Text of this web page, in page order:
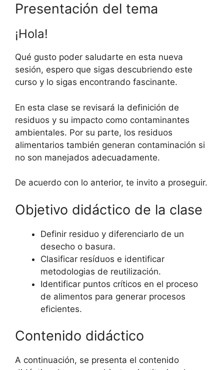
Presentación del tema
¡Hola!
Qué gusto poder saludarte en esta nueva
sesión, espero que sigas descubriendo este
curso y lo sigas encontrando fascinante.
En esta clase se revisará la definición de
residuos y su impacto como contaminantes
ambientales. Por su parte, los residuos
alimentarios también generan contaminación si
no son manejados adecuadamente.
De acuerdo con lo anterior, te invito a proseguir.
Objetivo didáctico de la clase
Definir residuo y diferenciarlo de un
desecho o basura.
Clasificar resíduos e identificar
metodologias de reutilización.
Identificar puntos críticos en el proceso
de alimentos para generar procesos
eficientes.
Contenido didáctico
A continuación, se presenta el contenido